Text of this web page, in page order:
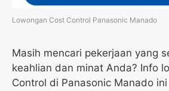
Lowongan Cost Control Panasonic Manado
Masih mencari pekerjaan yang
keahlian dan minat Anda? Info
Control di Panasonic Manado